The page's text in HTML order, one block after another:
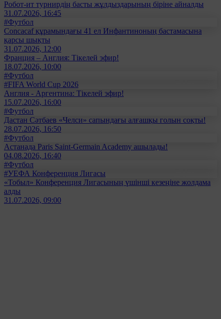
Робот-ит турнирдің басты жұлдыздарының біріне айналды
31.07.2026, 16:45
#Футбол
Concacaf құрамындағы 41 ел Инфантиноның бастамасына
қарсы шықты
31.07.2026, 12:00
Франция – Англия: Тікелей эфир!
18.07.2026, 10:00
#Футбол
#FIFA World Cup 2026
Англия - Аргентина: Тікелей эфир!
15.07.2026, 16:00
#Футбол
Дастан Сәтбаев «Челси» сапындағы алғашқы голын соқты!
28.07.2026, 16:50
#Футбол
Астанада Paris Saint-Germain Academy ашылады!
04.08.2026, 16:40
#Футбол
#УЕФА Конференция Лигасы
«Тобыл» Конференция Лигасының үшінші кезеңіне жолдама
алды
31.07.2026, 09:00